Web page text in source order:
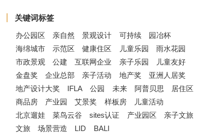
关键词标签
办公园区 亲自然 景观设计 可持续
园冶杯
海绵城市
示范区 健康住区 儿童乐园
雨水花园
市政景观
公建 互联网企业 亲子乐园
儿童友好
金盘奖
企业总部 亲子活动 地产奖
亚洲人居奖
地产设计大奖
IFLA 公园 未来 阿普贝思
居住区
商品房
产业园 艾景奖 样板房
儿童活动
北京遛娃
菜鸟云谷 sites认证 产业园区
亲子文旅
文旅
场景营造 LID BALI